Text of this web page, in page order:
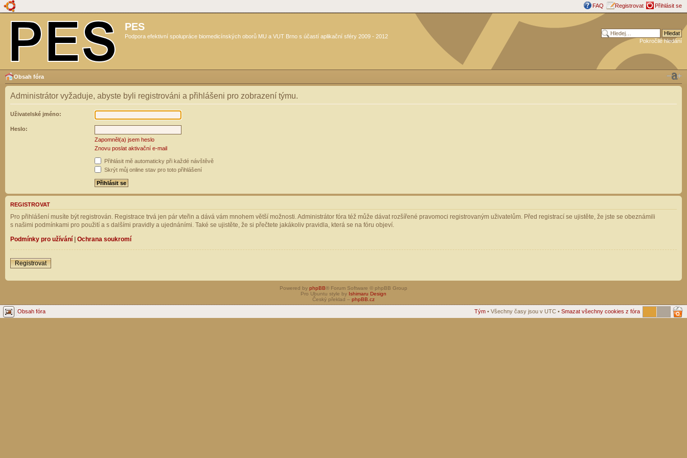
FAQ Registrovat Přihlásit se
PES
Podpora efektivní spolupráce biomedicínských oborů MU a VUT Brno s účastí aplikační sféry 2009 - 2012
Pokročilé hledání
Obsah fóra
Administrátor vyžaduje, abyste byli registrováni a přihlášeni pro zobrazení týmu.
Uživatelské jméno:
Heslo:
Zapomněl(a) jsem heslo
Znovu poslat aktivační e-mail
Přihlásit mě automaticky při každé návštěvě
Skrýt můj online stav pro toto přihlášení
REGISTROVAT
Pro přihlášení musíte být registrován. Registrace trvá jen pár vteřin a dává vám mnohem větší možnosti. Administrátor fóra též může dávat rozšířené pravomoci registrovaným uživatelům. Před registrací se ujistěte, že jste se obeznámili
s našimi podmínkami pro použití a s dalšími pravidly a ujednáními. Také se ujistěte, že si přečtete jakákoliv pravidla, která se na fóru objeví.
Podmínky pro užívání | Ochrana soukromí
Registrovat
Powered by phpBB® Forum Software © phpBB Group
Pro Ubuntu style by Ishimaru Design
Český překlad – phpBB.cz
Obsah fóra Tým • Všechny časy jsou v UTC • Smazat všechny cookies z fóra